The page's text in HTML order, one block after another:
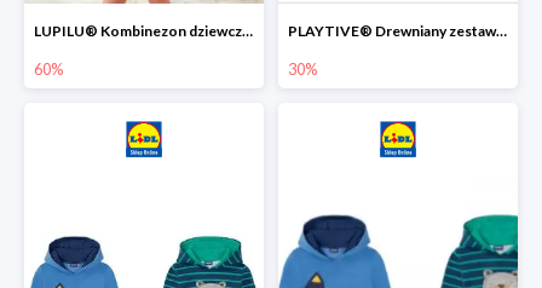
LUPILU® Kombinezon dziewczęcy z bawełny
60%
PLAYTIVE® Drewniany zestaw gier 10 w 1
30%